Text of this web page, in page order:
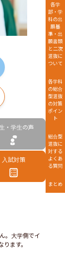
・学生の声
入試対策
。大学側でイ
ます。
各学
部・学
科の出
願基
準・出
願書類
と二次
選抜に
ついて
各学科
の総合
型選抜
の対策
ポイン
ト
総合型
選抜に
対する
よくあ
る質問
まとめ